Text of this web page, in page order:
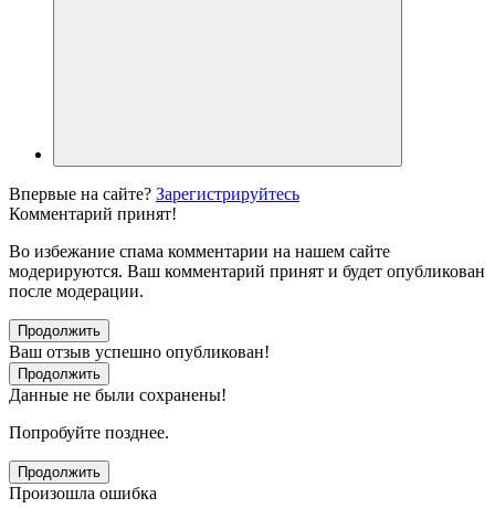
Впервые на сайте? Зарегистрируйтесь
Комментарий принят!
Во избежание спама комментарии на нашем сайте
модерируются. Ваш комментарий принят и будет опубликован
после модерации.
Продолжить
Ваш отзыв успешно опубликован!
Продолжить
Данные не были сохранены!
Попробуйте позднее.
Продолжить
Произошла ошибка